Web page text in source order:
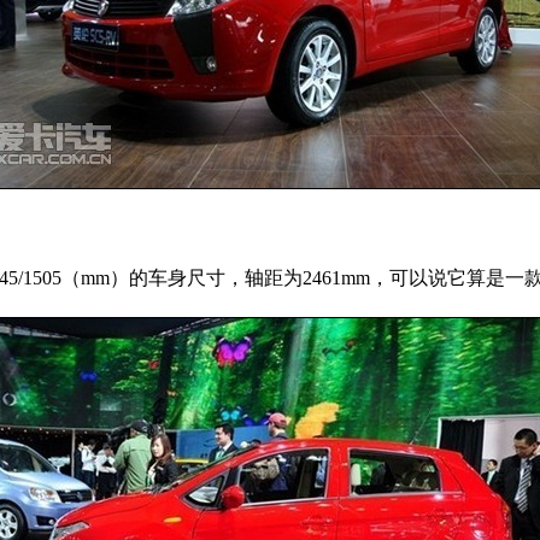
1505（mm）的车身尺寸，轴距为2461mm，可以说它算是一